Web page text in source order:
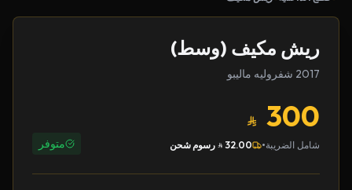
ريش مكيف (وسط)
2017 شفروليه ماليبو
300
شامل الضريبة•
32.00 رسوم شحن متوفر